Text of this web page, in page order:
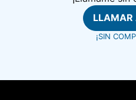
LLAMAR
¡SIN